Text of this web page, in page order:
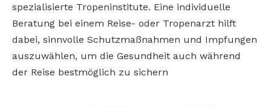
spezialisierte Tropeninstitute. Eine individuelle
Beratung bei einem Reise- oder Tropenarzt hilft
dabei, sinnvolle Schutzmaßnahmen und Impfungen
auszuwählen, um die Gesundheit auch während
der Reise bestmöglich zu sichern